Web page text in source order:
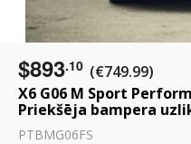
$893.10 (€749.99)
X6 G06 M Sport
Priekšēja bampera
PTBMG06FS